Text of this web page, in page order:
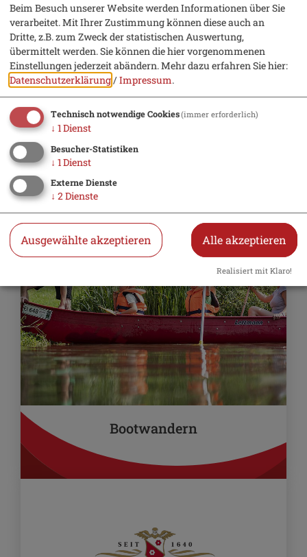
Bootsverleih Beilngries
Bootwandern
Beim Besuch unserer Website werden Informationen über Sie
verarbeitet. Mit Ihrer Zustimmung können diese auch an
Dritte, z.B. zum Zweck der statistischen Auswertung,
übermittelt werden. Sie können die hier vorgenommenen
Einstellungen jederzeit abändern.Mehr dazu erfahren Sie hier:
Datenschutzerklärung/Impressum.
Technisch notwendige Cookies(immer erforderlich)
↓ 1 Dienst
Besucher-Statistiken
↓ 1 Dienst
Externe Dienste
↓ 2Dienste
Ausgewählte akzeptieren Alle akzeptieren
Realisiert mit Klaro!